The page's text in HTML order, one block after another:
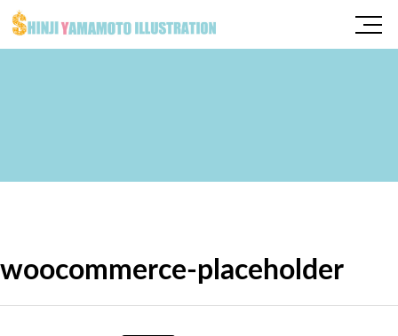
woocommerce-placeholder